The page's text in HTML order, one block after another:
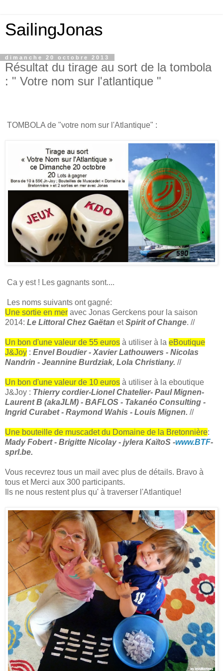
SailingJonas
dimanche 20 octobre 2013
Résultat du tirage au sort de la tombola
: " Votre nom sur l'atlantique "
TOMBOLA de "votre nom sur l'Atlantique" :
Ca y est ! Les gagnants sont....
Les noms suivants ont gagné:
Une sortie en mer avec Jonas Gerckens pour la saison
2014: Le Littoral Chez Gaëtan etSpirit of Change. //
Un bon d'une valeur de 55 euros à utiliser à la eBoutique
J&Joy : Envel Boudier - Xavier Lathouwers - Nicolas
Nandrin - Jeannine Burdziak, Lola Christiany. //
Un bon d'une valeur de 10 euros à utiliser à la eboutique
J&Joy : Thierry cordier-Lionel Chatelier- Paul Mignen-
Laurent B (akaJLM) - BAFLOS - Takanéo Consulting -
Ingrid Curabet - Raymond Wahis - Louis Mignen. //
Une bouteille de muscadet du Domaine de la Bretonnière:
Mady Fobert - Brigitte Nicolay - jylera KaïtoS -www.BTF-
sprl.be.
Vous recevrez tous un mail avec plus de détails. Bravo à
tous et Merci aux 300 participants.
Ils ne nous restent plus qu' à traverser l'Atlantique!